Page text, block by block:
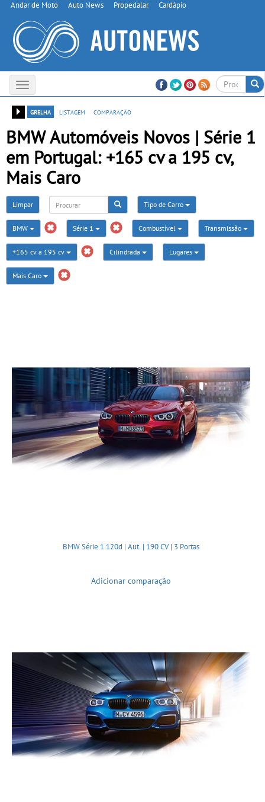
Andar de Moto Auto News Propedalar Cardápio
Toggle
navigation
grelha
listagem comparação
BMW Automóveis Novos | Série 1
em Portugal: +165 cv a 195 cv,
Mais Caro
Limpar Tipo de Carro
BMW Série 1 Combustível Transmissão
+165 cv a 195 cv Cilindrada Lugares
Mais Caro
BMW Série 1 120d | Aut. | 190 CV | 3 Portas
Adicionar comparação